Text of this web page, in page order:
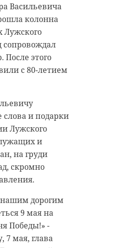
Васильевича
колонна
Лужского
сопровождал
После этого
с 80-летием
и подарки
Лужского
и
на груди
скромно
нашим дорогим
9 мая на
Победы!» -
7 мая, глава
акции
огня на Дороге
славы".
80-летию
Отечественной
славы
В церемонии
участие
гости.
который
Благодаря
семья
7 мая, в
полное
исковое
Она
вреда с
мужчины, у